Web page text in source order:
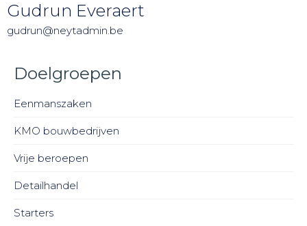
Gudrun Everaert
gudrun@neytadmin.be
Doelgroepen
Eenmanszaken
KMO bouwbedrijven
Vrije beroepen
Detailhandel
Starters